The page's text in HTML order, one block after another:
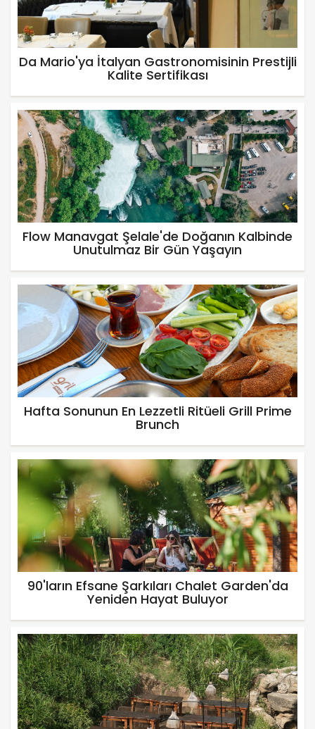
Da Mario'ya İtalyan Gastronomisinin Prestijli
Kalite Sertifikası
Flow Manavgat Şelale'de Doğanın Kalbinde
Unutulmaz Bir Gün Yaşayın
Hafta Sonunun En Lezzetli Ritüeli Grill Prime
Brunch
90'ların Efsane Şarkıları Chalet Garden'da
Yeniden Hayat Buluyor